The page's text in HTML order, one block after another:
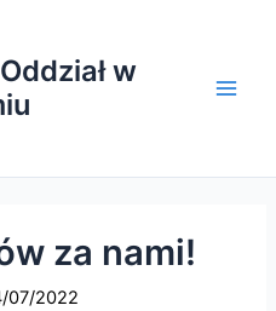
w
za nami!
07/2022